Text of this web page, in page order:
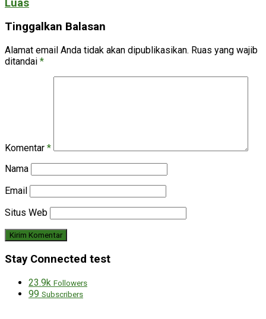
Luas
Tinggalkan Balasan
Alamat email Anda tidak akan dipublikasikan. Ruas yang wajib
ditandai *
Komentar *
Nama
Email
Situs Web
Stay Connected test
23.9k Followers
99 Subscribers